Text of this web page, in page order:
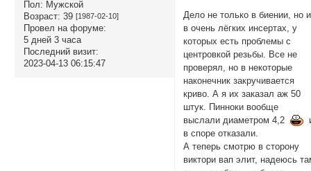
Пол: Мужской
Возраст: 39 [1987-02-10]
Провел на форуме:
5 дней 3 часа
Последний визит:
2023-04-13 06:15:47
Дело не только в биении, но и
в очень лёгких инсертах, у
которых есть проблемы с
центровкой резьбы. Все не
проверял, но в некоторые
наконечник закручивается
криво. А я их заказал аж 50
штук. Пинноки вообще
выслали диаметром 4,2
в споре отказали.
А теперь смотрю в сторону
виктори вап элит, надеюсь